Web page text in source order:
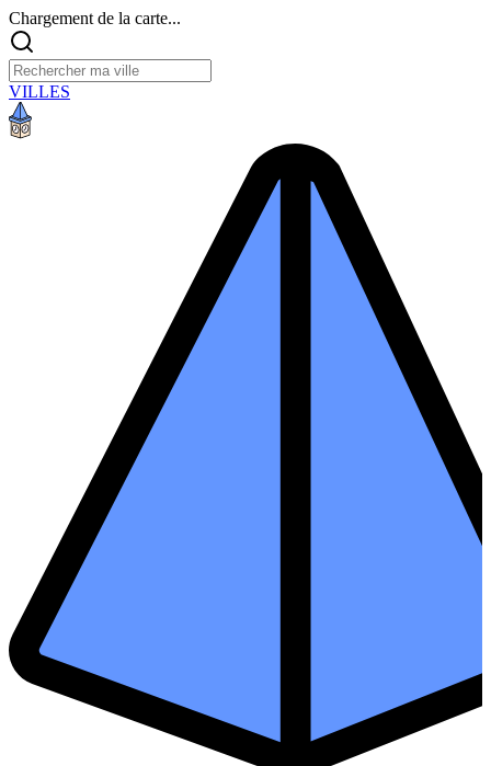
Chargement de la carte...
VILLES